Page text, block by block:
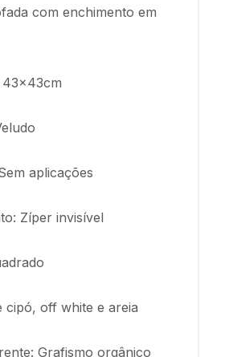
com enchimento em
43x43cm
aplicações
Zíper invisível
cipó, off white e areia
Grafismo orgânico